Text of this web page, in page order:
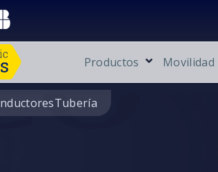
Productos Movilidad
Tubería